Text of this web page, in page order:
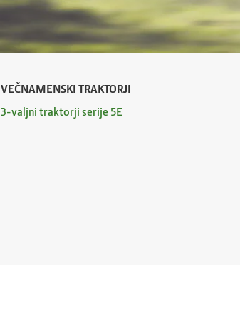
VEČNAMENSKI TRAKTORJI
3-valjni traktorji serije 5E